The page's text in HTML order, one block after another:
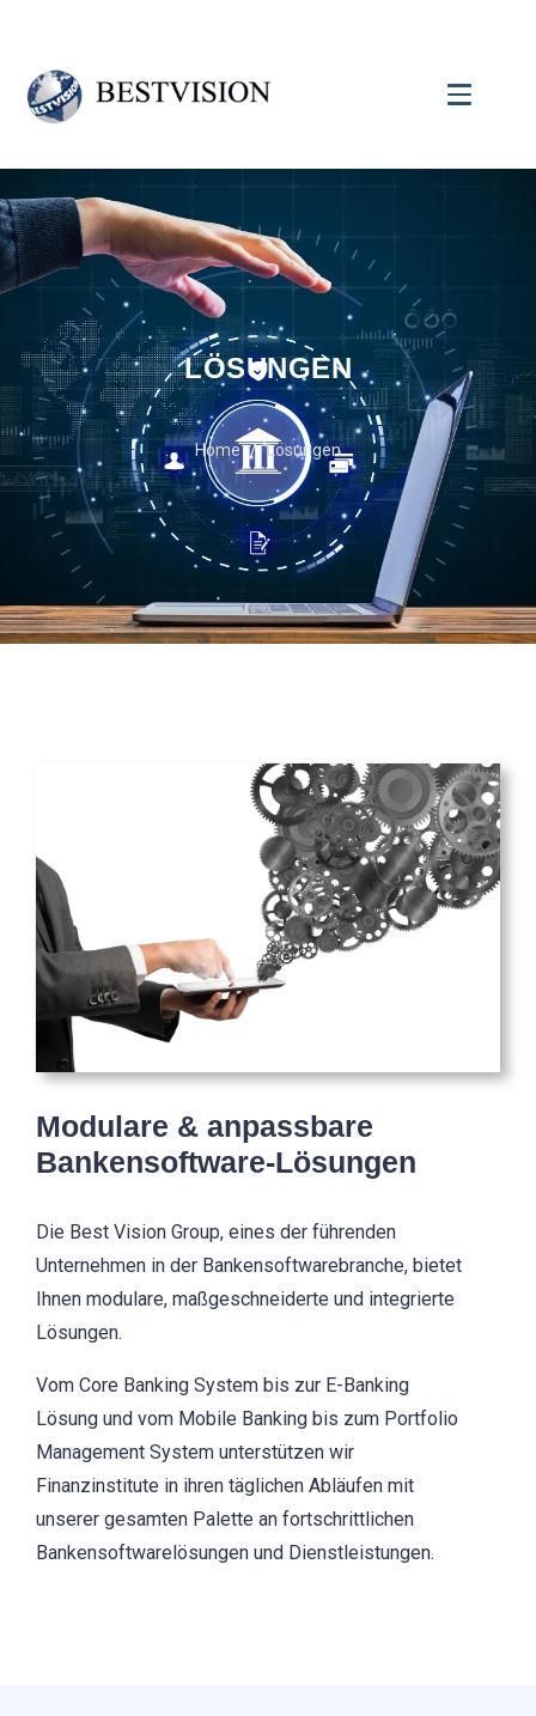
LÖSUNGEN
Home Lösungen
Modulare & anpassbare
Bankensoftware-Lösungen
Die Best Vision Group, eines der führenden
Unternehmen in der Bankensoftwarebranche, bietet
Ihnen modulare, maßgeschneiderte und integrierte
Lösungen.
Vom Core Banking System bis zur E-Banking
Lösung und vom Mobile Banking bis zum Portfolio
Management System unterstützen wir
Finanzinstitute in ihren täglichen Abläufen mit
unserer gesamten Palette an fortschrittlichen
Bankensoftwarelösungen und Dienstleistungen.